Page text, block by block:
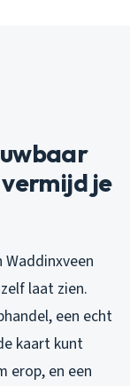
je
laat zien.
een echt
kaart kunt
erop, en een